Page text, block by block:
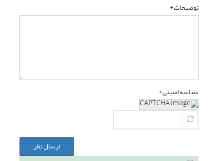
توضیحات *
شناسه امنیتی *
ارسال نظر